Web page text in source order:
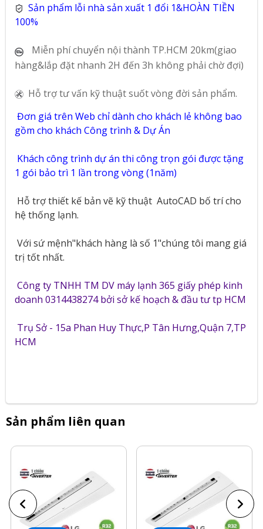
Sản phẩm lỗi nhà sản xuất 1 đổi 1&HOÀN TIỀN
100%
Miễn phí chuyển nội thành TP.HCM 20km(giao
hàng&lắp đặt nhanh 2H đến 3h không phải chờ đợi)
Hỗ trợ tư vấn kỹ thuật suốt vòng đời sản phẩm.
Đơn giá trên Web chỉ dành cho khách lẻ không bao
gồm cho khách Công trình & Dự Án
Khách công trình dự án thi công trọn gói được tặng
1 gói bảo trì 1 lần trong vòng (1năm)
Hỗ trợ thiết kế bản vẽ kỹ thuật AutoCAD bố trí cho
hệ thống lạnh.
Với sứ mệnh"khách hàng là số 1"chúng tôi mang giá
trị tốt nhất.
Công ty TNHH TM DV máy lạnh 365 giấy phép kinh
doanh 0314438274 bởi sở kế hoạch & đầu tư tp HCM
Trụ Sở - 15a Phan Huy Thực,P Tân Hưng,Quận 7,TP
HCM
Sản phẩm liên quan